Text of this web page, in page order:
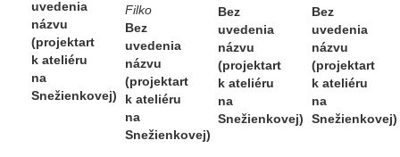
uvedenia
názvu
(projektart
k ateliéru
na
Snežienkovej)
Bez
uvedenia
názvu
(projektart
k ateliéru
na
Snežienkovej)
Bez
uvedenia
názvu
(projektart
k ateliéru
na
Snežienkovej)
Filko
Bez
uvedenia
názvu
(projektart
k ateliéru
na
Snežienkovej)